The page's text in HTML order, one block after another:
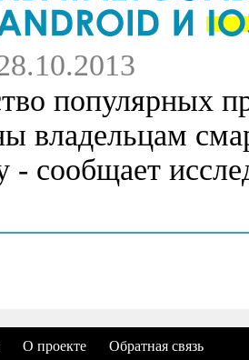
популярных
владельцам
- сообщает
О проекте Обратная связь